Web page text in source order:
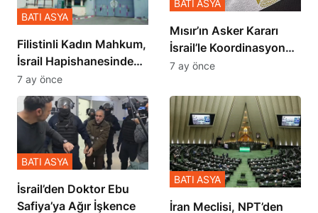
Filistinli Kadın Mahkum,
İsrail Hapishanesindeki
Zulmü Anlattı
BATI ASYA
7 ay önce
Mısır’ın Asker Kararı
İsrail’le Koordinasyon
İçinde Gerçekleşmiş
BATI ASYA
7 ay önce
İsrail’den Doktor Ebu
Safiya’ya Ağır İşkence
BATI ASYA
İran Meclisi, NPT’den
BATI ASYA